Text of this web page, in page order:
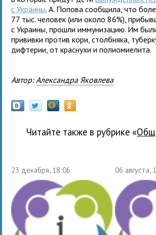
с Украины. А. Попова сообщила, что
77 тыс. человек (или около 86%),
с Украины, прошли иммунизацию. Им
прививки против кори, столбняка,
дифтерии, от краснухи и полиомиелита.
Автор: Александра Яковлева
Читайте также в рубрике «
23 декабря, 18:06 06 августа,